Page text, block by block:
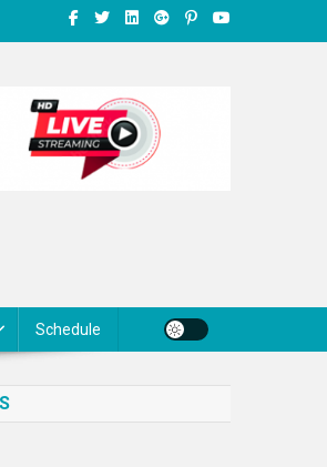
Schedule